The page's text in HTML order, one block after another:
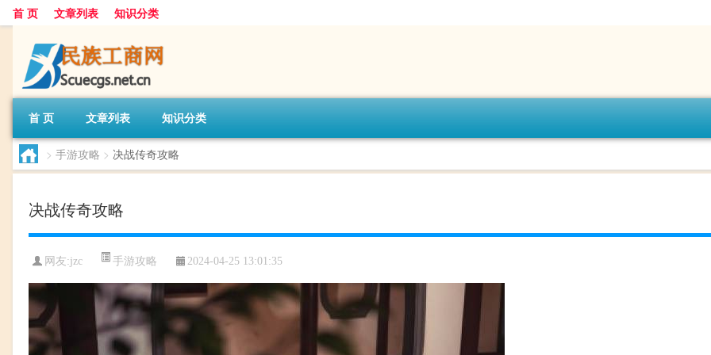
首 页 文章列表 知识分类
首 页 文章列表 知识分类
> 手游攻略 > 决战传奇攻略
决战传奇攻略
网友:jzc 手游攻略 2024-04-25 13:01:35